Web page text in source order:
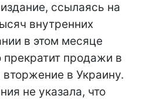
ссылаясь на
внутренних
в этом месяце
прекратит продажи в
в Украину.
не указала, что